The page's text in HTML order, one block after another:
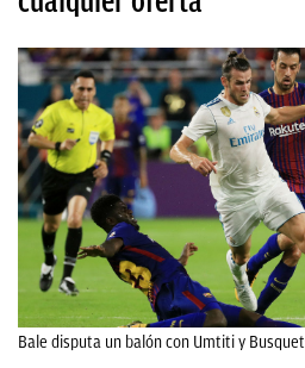
Bale disputa un balón con Umtiti y